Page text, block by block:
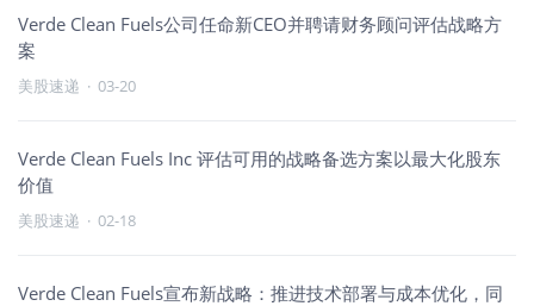
Verde Clean Fuels公司任命新CEO并聘请财务顾问评估战略方
案
美股速递 · 03-20
Verde Clean Fuels Inc 评估可用的战略备选方案以最大化股东
价值
美股速递 · 02-18
Verde Clean Fuels宣布新战略：推进技术部署与成本优化，同